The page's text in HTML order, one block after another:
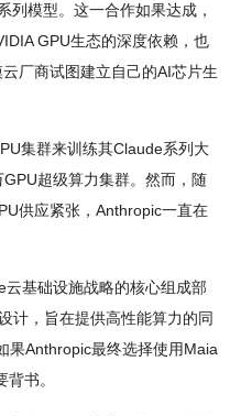
列模型。这一合作如果达成，
GPU生态的深度依赖，也
厂商试图建立自己的AI芯片生
集群来训练其Claude系列大
超级算力集群。然而，随
供应紧张，Anthropic一直在
基础设施战略的核心组成部
计，旨在提供高性能算力的同
果Anthropic最终选择使用Maia
书。